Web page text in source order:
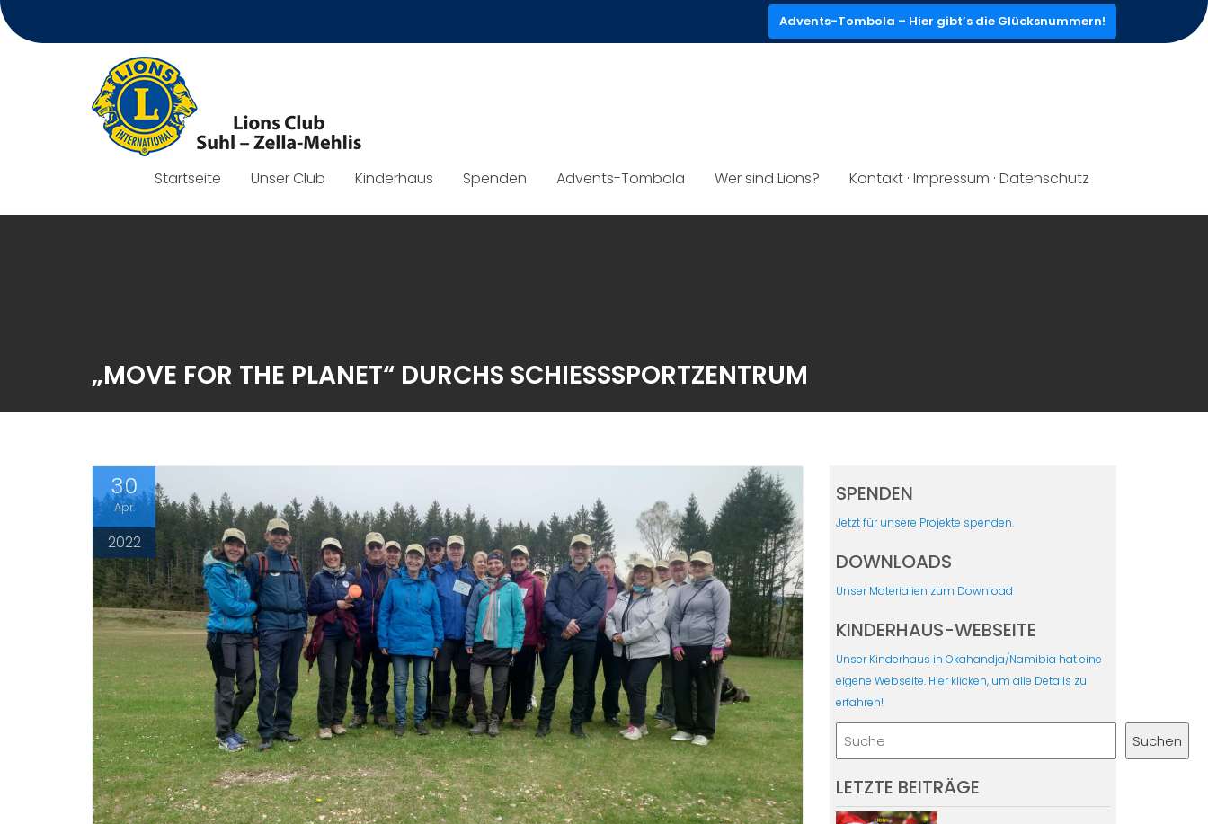
Skip
to
Advents-Tombola – Hier gibt’s die Glücksnummern!
Startseite Unser Club Kinderhaus Spenden Advents-Tombola Wer sind Lions? Kontakt · Impressum · Datenschutz
„MOVE FOR THE PLANET“ DURCHS SCHIESSSPORTZENTRUM
30
Apr.
2022
SPENDEN
Jetzt für unsere Projekte spenden.
DOWNLOADS
Unser Materialien zum Download
KINDERHAUS-WEBSEITE
Unser Kinderhaus in Okahandja/Namibia hat eine
eigene Webseite. Hier klicken, um alle Details zu
erfahren!
Suchen
LETZTE BEITRÄGE